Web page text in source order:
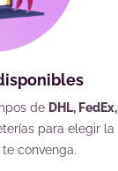
de DHL, FedEx,
para elegir la
convenga.